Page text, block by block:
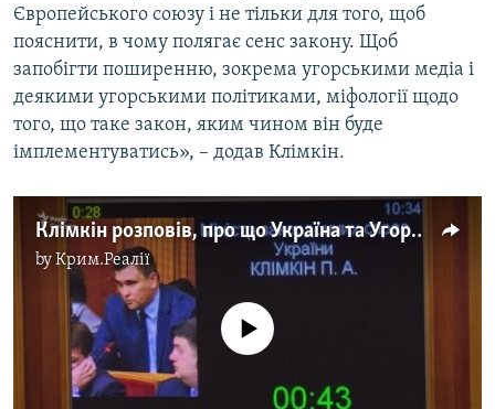
Європейського союзу і не тільки для того, щоб
пояснити, в чому полягає сенс закону. Щоб
запобігти поширенню, зокрема угорськими медіа і
деякими угорськими політиками, міфології щодо
того, що таке закон, яким чином він буде
імплементуватись», – додав Клімкін.
Клімкін розповів, про що Україна та Угорщина домовились щодо освіти (відео)
byКрим.Реалії
No media source currently available